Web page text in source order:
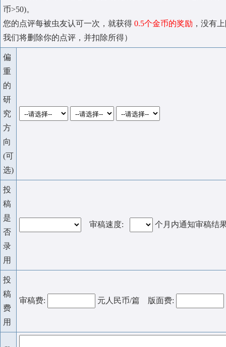
币>50)。
您的点评每被虫友认可一次，就获得 0.5个金币的奖励 ，没有
我们将删除你的点评，并扣除所得）
偏
重
的
研
究
方
向
(可
选)
投
稿
是
否
录
用
审稿速度: 个月内通知审稿结
投
稿
费
用
审稿费: 元人民币/篇 版面费: